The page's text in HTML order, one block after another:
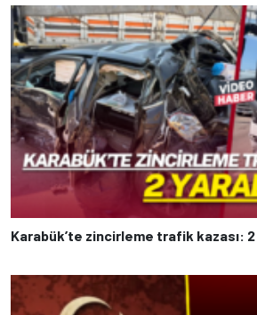
Karabük’te zincirleme trafik kazası: 2